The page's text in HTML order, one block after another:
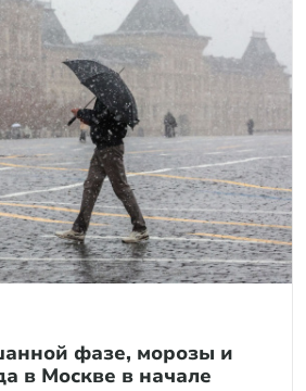
фазе, морозы и
в Москве в начале